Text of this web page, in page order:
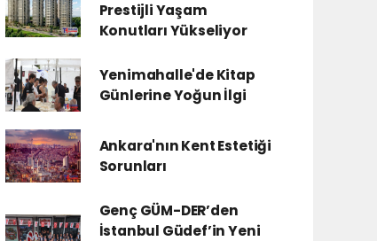
Prestijli Yaşam
Konutları Yükseliyor
Yenimahalle'de Kitap
Günlerine Yoğun İlgi
Ankara'nın Kent Estetiği
Sorunları
Genç GÜM-DER’den
İstanbul Güdef’in Yeni